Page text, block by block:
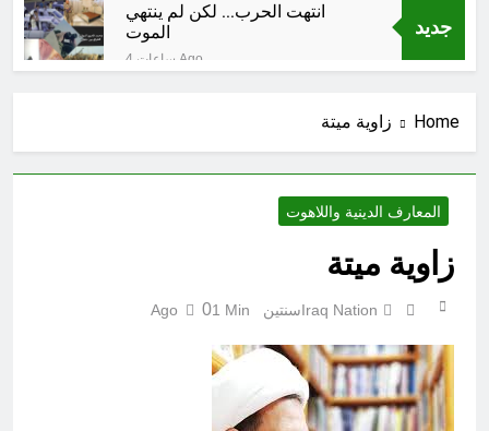
جديد
انتهت الحرب… لكن لم ينتهي
الموت
4 ساعات Ago
كتابات رد عن لماذا أخذ الحسين معه
النساء والأطفال الى كربلاء؟ (ح 5)
احياء ليلة الجمعة (نعمة بالكسر والفتح،
الجرح النرجسي وتضخم الذات
التعويضي
مشروع إنساني .. بدأ بكرتونة أدوية
مجانية وانتهى بـ”صيدليات”خيرية !
Home زاوية ميتة
المعارف الدينية واللاهوت
زاوية ميتة
Iraq Nationسنتين Ago 01 Min